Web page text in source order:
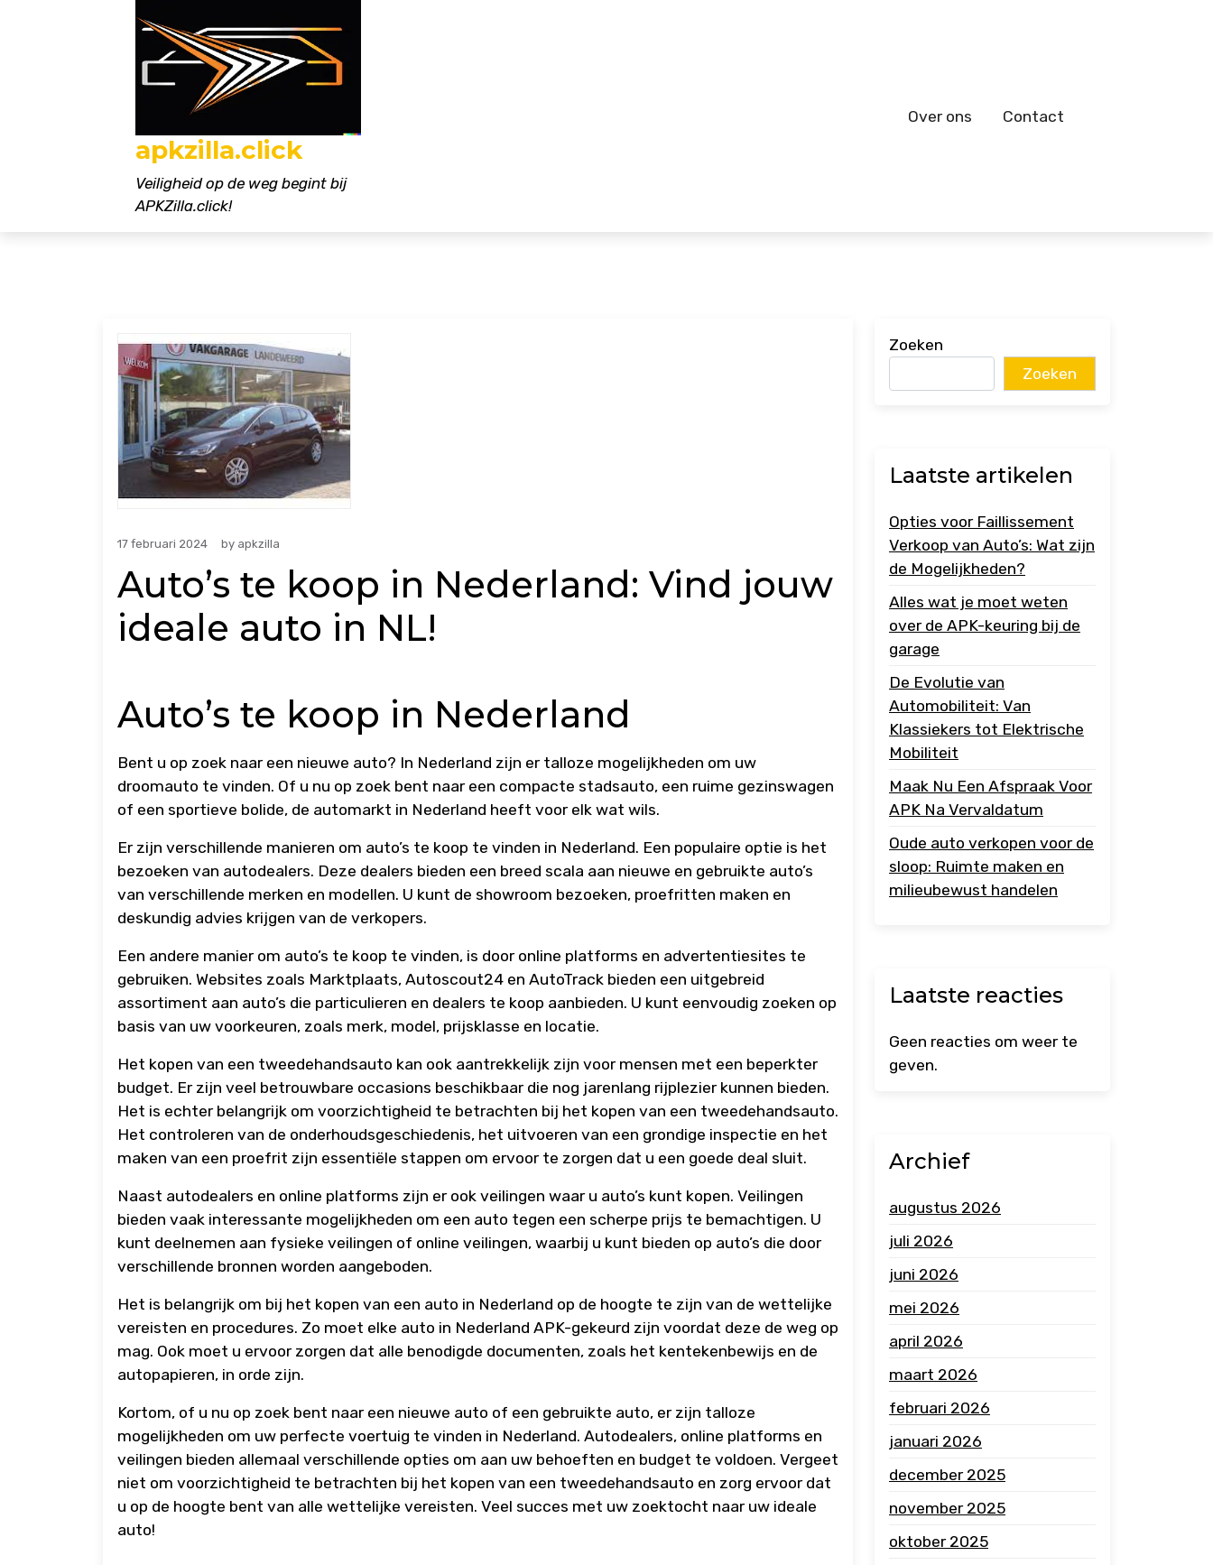
apkzilla.click
Veiligheid op de weg begint bij
APKZilla.click!
Over ons Contact
17 februari 2024 by apkzilla
Auto’s te koop in Nederland: Vind jouw
ideale auto in NL!
Auto’s te koop in Nederland
Bent u op zoek naar een nieuwe auto? In Nederland zijn er talloze mogelijkheden om uw
droomauto te vinden. Of u nu op zoek bent naar een compacte stadsauto, een ruime gezinswagen
of een sportieve bolide, de automarkt in Nederland heeft voor elk wat wils.
Er zijn verschillende manieren om auto’s te koop te vinden in Nederland. Een populaire optie is het
bezoeken van autodealers. Deze dealers bieden een breed scala aan nieuwe en gebruikte auto’s
van verschillende merken en modellen. U kunt de showroom bezoeken, proefritten maken en
deskundig advies krijgen van de verkopers.
Een andere manier om auto’s te koop te vinden, is door online platforms en advertentiesites te
gebruiken. Websites zoals Marktplaats, Autoscout24 en AutoTrack bieden een uitgebreid
assortiment aan auto’s die particulieren en dealers te koop aanbieden. U kunt eenvoudig zoeken op
basis van uw voorkeuren, zoals merk, model, prijsklasse en locatie.
Het kopen van een tweedehandsauto kan ook aantrekkelijk zijn voor mensen met een beperkter
budget. Er zijn veel betrouwbare occasions beschikbaar die nog jarenlang rijplezier kunnen bieden.
Het is echter belangrijk om voorzichtigheid te betrachten bij het kopen van een tweedehandsauto.
Het controleren van de onderhoudsgeschiedenis, het uitvoeren van een grondige inspectie en het
maken van een proefrit zijn essentiële stappen om ervoor te zorgen dat u een goede deal sluit.
Naast autodealers en online platforms zijn er ook veilingen waar u auto’s kunt kopen. Veilingen
bieden vaak interessante mogelijkheden om een auto tegen een scherpe prijs te bemachtigen. U
kunt deelnemen aan fysieke veilingen of online veilingen, waarbij u kunt bieden op auto’s die door
verschillende bronnen worden aangeboden.
Het is belangrijk om bij het kopen van een auto in Nederland op de hoogte te zijn van de wettelijke
vereisten en procedures. Zo moet elke auto in Nederland APK-gekeurd zijn voordat deze de weg op
mag. Ook moet u ervoor zorgen dat alle benodigde documenten, zoals het kentekenbewijs en de
autopapieren, in orde zijn.
Kortom, of u nu op zoek bent naar een nieuwe auto of een gebruikte auto, er zijn talloze
mogelijkheden om uw perfecte voertuig te vinden in Nederland. Autodealers, online platforms en
veilingen bieden allemaal verschillende opties om aan uw behoeften en budget te voldoen. Vergeet
niet om voorzichtigheid te betrachten bij het kopen van een tweedehandsauto en zorg ervoor dat
u op de hoogte bent van alle wettelijke vereisten. Veel succes met uw zoektocht naar uw ideale
auto!
Zoeken
Zoeken
Laatste artikelen
Opties voor Faillissement
Verkoop van Auto’s: Wat zijn
de Mogelijkheden?
Alles wat je moet weten
over de APK-keuring bij de
garage
De Evolutie van
Automobiliteit: Van
Klassiekers tot Elektrische
Mobiliteit
Maak Nu Een Afspraak Voor
APK Na Vervaldatum
Oude auto verkopen voor de
sloop: Ruimte maken en
milieubewust handelen
Laatste reacties
Geen reacties om weer te
geven.
Archief
augustus 2026
juli 2026
juni 2026
mei 2026
april 2026
maart 2026
februari 2026
januari 2026
december 2025
november 2025
oktober 2025